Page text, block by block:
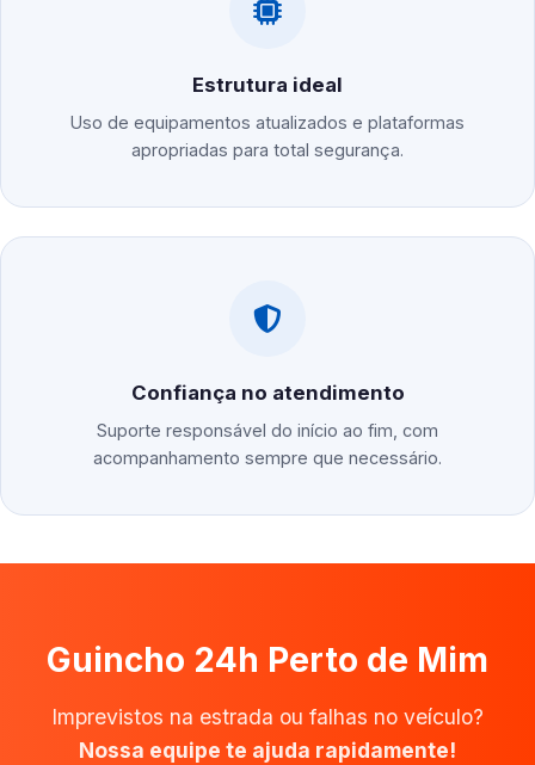
Estrutura ideal
Uso de equipamentos atualizados e plataformas
apropriadas para total segurança.
Confiança no atendimento
Suporte responsável do início ao fim, com
acompanhamento sempre que necessário.
Guincho 24h Perto de Mim
Imprevistos na estrada ou falhas no veículo?
Nossa equipe te ajuda rapidamente!